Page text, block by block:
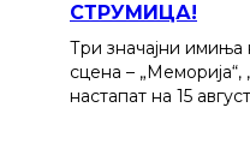
СТРУМИЦА!
Три значајни имиња
сцена – „Меморија“,
настапат на 15